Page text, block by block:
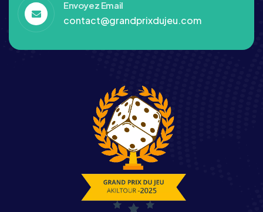
Envoyez Email
contact@grandprixdujeu.com